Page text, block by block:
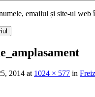
emailul și site-ul web
2014 at 1024 × 577 in